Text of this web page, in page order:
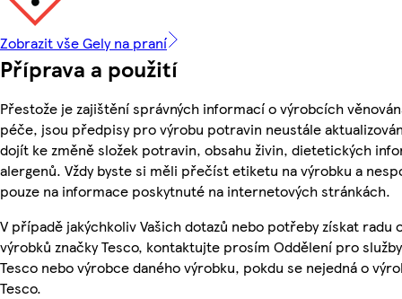
Zobrazit vše Gely na praní
Příprava a použití
Přestože je zajištění správných informací o výrobcích
péče, jsou předpisy pro výrobu potravin neustále
dojít ke změně složek potravin, obsahu živin, dietetických
alergenů. Vždy byste si měli přečíst etiketu na výrobku a
pouze na informace poskytnuté na internetových stránkách.
V případě jakýchkoliv Vašich dotazů nebo potřeby získat radu
výrobků značky Tesco, kontaktujte prosím Oddělení pro
Tesco nebo výrobce daného výrobku, pokdu se nejedná o
Tesco.